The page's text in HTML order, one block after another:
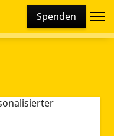
Spenden
Cookies und
Cookies und